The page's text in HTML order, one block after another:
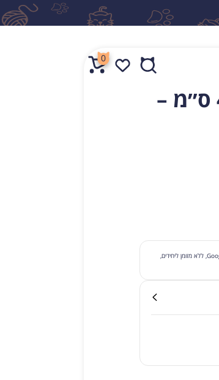
0
שטיח לחול חתולים – 50×40 ס״מ –
תשלום עם קבלת סחורה, תשלום בכרטיס בסניף, Apple Pay, כרטיס מקוון, Google Pay, ללא מזומן ליחידים,